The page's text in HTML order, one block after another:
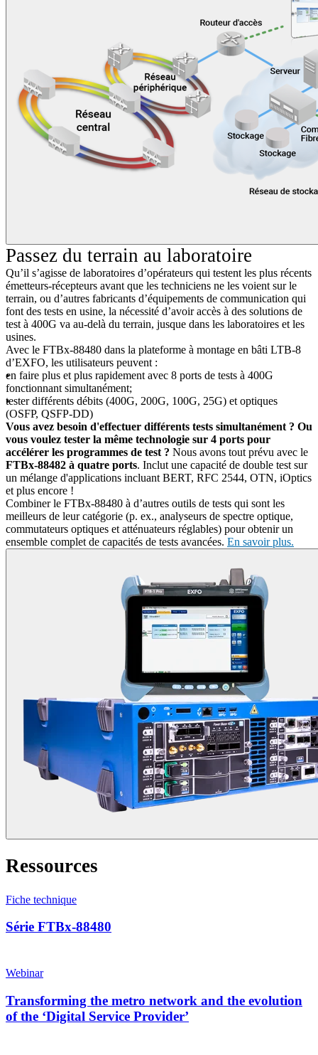
Passez du terrain au laboratoire
Qu’il s’agisse de laboratoires d’opérateurs qui testent les plus récents
émetteurs-récepteurs avant que les techniciens ne les voient sur le
terrain, ou d’autres fabricants d’équipements de communication qui
font des tests en usine, la nécessité d’avoir accès à des solutions de
test à 400G va au-delà du terrain, jusque dans les laboratoires et les
usines.
Avec le FTBx-88480 dans la plateforme à montage en bâti LTB-8
d’EXFO, les utilisateurs peuvent :
en faire plus et plus rapidement avec 8 ports de tests à 400G
fonctionnant simultanément;
tester différents débits (400G, 200G, 100G, 25G) et optiques
(OSFP, QSFP-DD)
Vous avez besoin d'effectuer différents tests simultanément ? Ou
vous voulez tester la même technologie sur 4 ports pour
accélérer les programmes de test ? Nous avons tout prévu avec le
FTBx-88482 à quatre ports. Inclut une capacité de double test sur
un mélange d'applications incluant BERT, RFC 2544, OTN, iOptics
et plus encore !
Combiner le FTBx-88480 à d’autres outils de tests qui sont les
meilleurs de leur catégorie (p. ex., analyseurs de spectre optique,
commutateurs optiques et atténuateurs réglables) pour obtenir un
ensemble complet de capacités de tests avancées. En savoir plus.
Ressources
Fiche technique
Série FTBx-88480
Webinar
Transforming the metro network and the evolution
of the ‘Digital Service Provider’